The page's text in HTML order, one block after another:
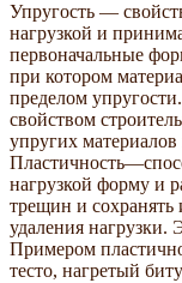
Упругость —
нагрузкой и
первоначальные
при котором
пределом
свойством
упругих материалов
нагрузкой форму и
трещин и
удаления нагрузки.
Примером
тесто, нагретый